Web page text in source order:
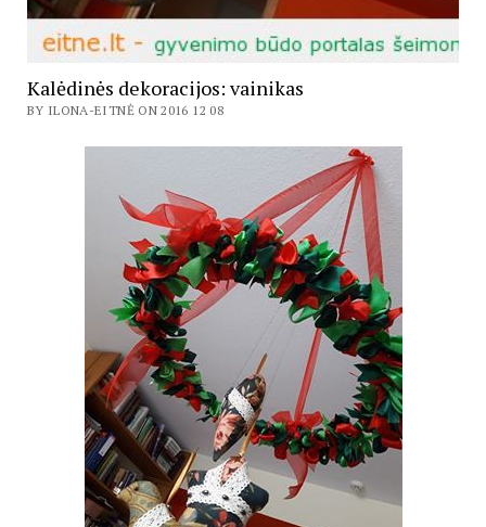
Kalėdinės dekoracijos: vainikas
BY ILONA-EITNĖ ON 2016 12 08